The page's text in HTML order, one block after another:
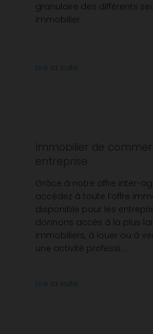
granulaire des différents
immobilier.
Lire la suite
Immobilier de
entreprise
Grâce à notre offre inter-
accédez à toute l’offre
disponible pour les
donnons accès à la plus
immobiliers, à louer ou à
une activité professi...
Lire la suite